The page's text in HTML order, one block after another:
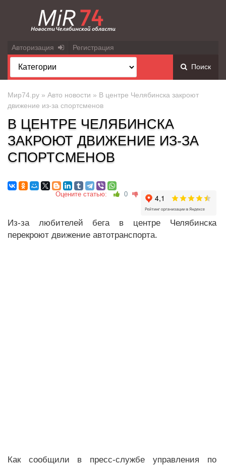
Авторизация Регистрация
Поиск
Мир74.ру » Авто новости » В центре Челябинска закроют
движение из-за спортсменов
В ЦЕНТРЕ ЧЕЛЯБИНСКА
ЗАКРОЮТ ДВИЖЕНИЕ ИЗ-ЗА
СПОРТСМЕНОВ
Оцените статью: 0
Из-за любителей бега в центре Челябинска
перекроют движение автотранспорта.
Как сообщили в пресс-службе управления по